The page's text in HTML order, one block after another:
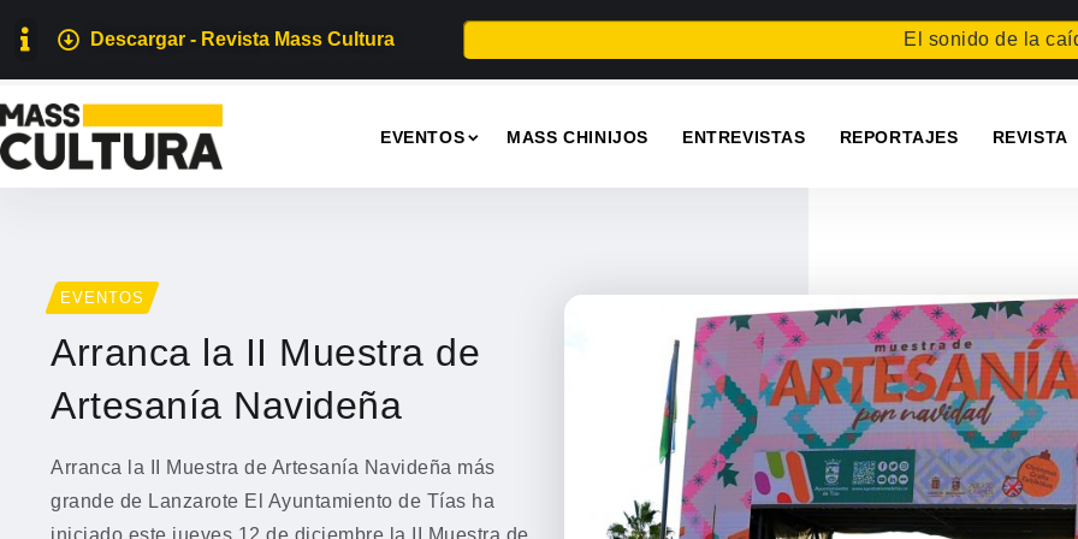
Descargar - Revista Mass Cultura El sonido de la caída
EVENTOS MASS CHINIJOS ENTREVISTAS REPORTAJES REVISTA
EVENTOS
Arranca la II Muestra de
Artesanía Navideña
Arranca la II Muestra de Artesanía Navideña más
grande de Lanzarote El Ayuntamiento de Tías ha